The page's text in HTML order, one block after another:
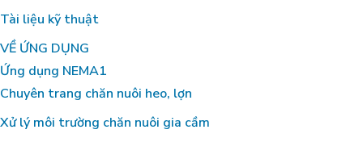
Tài liệu kỹ thuật
VỀ ỨNG DỤNG
Ứng dụng NEMA1
Chuyên trang chăn nuôi heo, lợn
Xử lý môi trường chăn nuôi gia cầm